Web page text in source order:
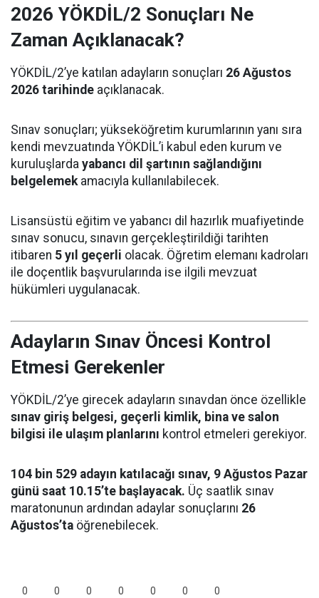
2026 YÖKDİL/2 Sonuçları Ne
Zaman Açıklanacak?
YÖKDİL/2’ye katılan adayların sonuçları 26 Ağustos
2026 tarihinde açıklanacak.
Sınav sonuçları; yükseköğretim kurumlarının yanı sıra
kendi mevzuatında YÖKDİL’i kabul eden kurum ve
kuruluşlarda yabancı dil şartının sağlandığını
belgelemekamacıyla kullanılabilecek.
Lisansüstü eğitim ve yabancı dil hazırlık muafiyetinde
sınav sonucu, sınavın gerçekleştirildiği tarihten
itibaren 5 yıl geçerli olacak. Öğretim elemanı kadroları
ile doçentlik başvurularında ise ilgili mevzuat
hükümleri uygulanacak.
Adayların Sınav Öncesi Kontrol
Etmesi Gerekenler
YÖKDİL/2’ye girecek adayların sınavdan önce özellikle
sınav giriş belgesi, geçerli kimlik, bina ve salon
bilgisi ile ulaşım planlarını kontrol etmeleri gerekiyor.
104 bin 529 adayın katılacağı sınav, 9 Ağustos Pazar
günü saat 10.15’te başlayacak. Üç saatlik sınav
maratonunun ardından adaylar sonuçlarını 26
Ağustos’ta öğrenebilecek.
0 0 0 0 0 0 0